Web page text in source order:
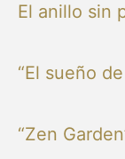
El anillo sin
“El sueño
“Zen